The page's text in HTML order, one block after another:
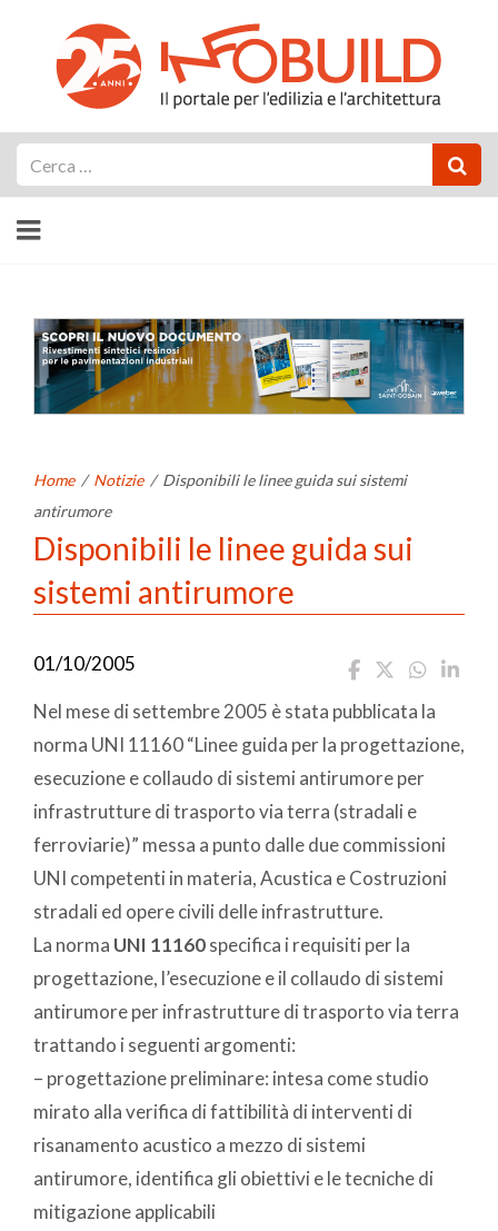
Home / Notizie / Disponibili le linee guida sui sistemi
antirumore
Disponibili le linee guida sui
sistemi antirumore
01/10/2005
Nel mese di settembre 2005 è stata pubblicata la
norma UNI 11160 “Linee guida per la progettazione,
esecuzione e collaudo di sistemi antirumore per
infrastrutture di trasporto via terra (stradali e
ferroviarie)” messa a punto dalle due commissioni
UNI competenti in materia, Acustica e Costruzioni
stradali ed opere civili delle infrastrutture.
La norma UNI 11160specifica i requisiti per la
progettazione, l’esecuzione e il collaudo di sistemi
antirumore per infrastrutture di trasporto via terra
trattando i seguenti argomenti:
– progettazione preliminare: intesa come studio
mirato alla verifica di fattibilità di interventi di
risanamento acustico a mezzo di sistemi
antirumore, identifica gli obiettivi e le tecniche di
mitigazione applicabili